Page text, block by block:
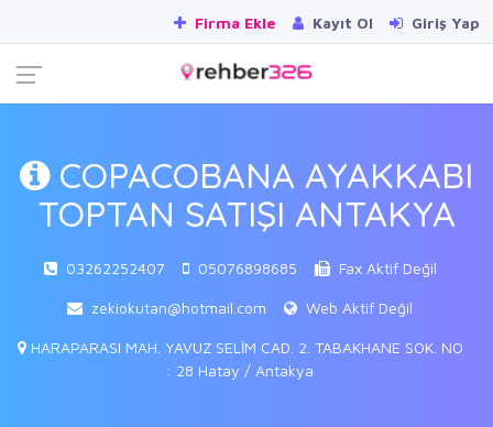
Firma Ekle Kayıt Ol Giriş Yap
COPACOBANA AYAKKABI
TOPTAN SATIŞI ANTAKYA
03262252407 05076898685 Fax Aktif Değil
zekiokutan@hotmail.com Web Aktif Değil
HARAPARASI MAH. YAVUZ SELİM CAD. 2. TABAKHANE SOK. NO
: 28 Hatay / Antakya